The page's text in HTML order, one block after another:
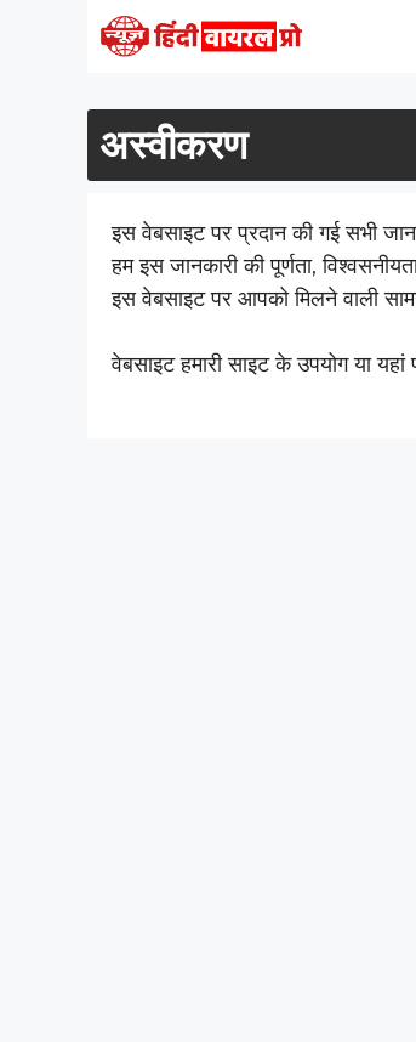
अस्वीकरण
इस वेबसाइट पर प्रदान की गई सभी
हम इस जानकारी की पूर्णता,
इस वेबसाइट पर आपको मिलने वाली
वेबसाइट हमारी साइट के उपयोग या